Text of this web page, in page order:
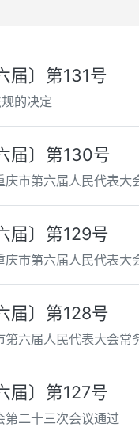
届〕第131号
的决定
届〕第130号
市第六届人民代表大
届〕第129号
市第六届人民代表大
届〕第128号
六届人民代表大会常
届〕第127号
二十三次会议通过